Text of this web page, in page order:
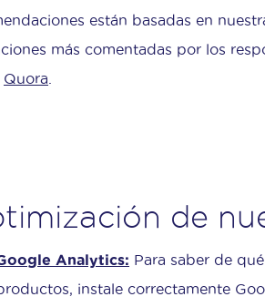
están basadas en
más comentadas por los
Quora
de
Analytics: Para saber de
instale correctamente